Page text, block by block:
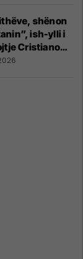
shënon
ish-ylli i
Cristiano